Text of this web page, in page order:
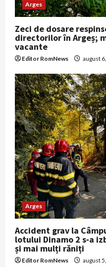
Arges
Zeci de dosare
directorilor în Argeș;
vacante
Editor RomNews august
Arges
Accident grav la
lotului Dinamo 2 s‑a
și mai mulți răniți
Editor RomNews august